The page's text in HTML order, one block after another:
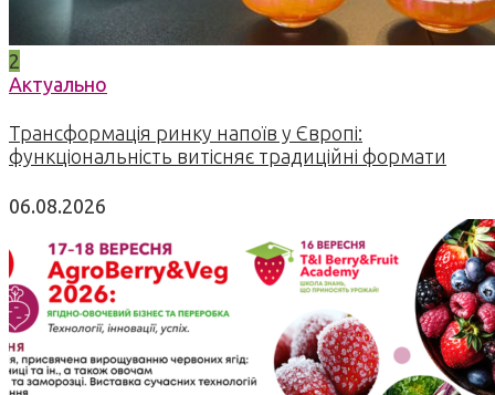
2
Актуально
Трансформація ринку напоїв у Європі:
функціональність витісняє традиційні формати
06.08.2026